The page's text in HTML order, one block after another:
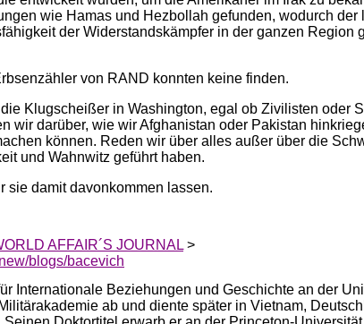
wie Hamas und Hezbollah gefunden, wodurch der
der Widerstandskämpfer in der ganzen Region
von RAND konnten keine finden.
Klugscheißer in Washington, egal ob Zivilisten oder
wir darüber, wie wir Afghanistan oder Pakistan
können. Reden wir über alles außer über die
und Wahnwitz geführt haben.
sie damit davonkommen lassen.
AFFAIR´S JOURNAL >
blogs/bacevich
Internationale Beziehungen und Geschichte an der
ab und diente später in Vietnam,